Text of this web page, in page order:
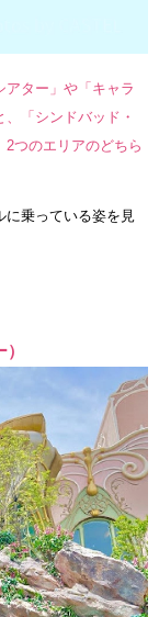
ター」や「キャラ
「シンドバッド・
つのエリアのどちら
乗っている姿を見